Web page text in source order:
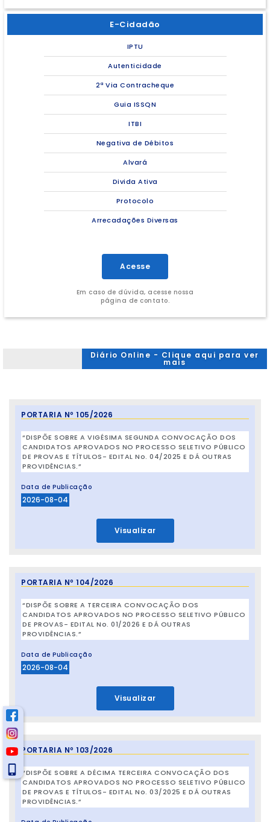
E-Cidadão
IPTU
Autenticidade
2ª Via Contracheque
Guia ISSQN
ITBI
Negativa de Débitos
Alvará
Divida Ativa
Protocolo
Arrecadações Diversas
Acesse
Em caso de dúvida, acesse nossa
página de contato.
Diário Online - Clique aqui para ver
mais
PORTARIA Nº 105/2026
“DISPÕE SOBRE A VIGÉSIMA SEGUNDA CONVOCAÇÃO DOS
CANDIDATOS APROVADOS NO PROCESSO SELETIVO PÚBLICO
DE PROVAS E TÍTULOS- EDITAL No. 04/2025 E DÁ OUTRAS
PROVIDÊNCIAS.”
Data de Publicação
2026-08-04
Visualizar
PORTARIA Nº 104/2026
“DISPÕE SOBRE A TERCEIRA CONVOCAÇÃO DOS
CANDIDATOS APROVADOS NO PROCESSO SELETIVO PÚBLICO
DE PROVAS- EDITAL No. 01/2026 E DÁ OUTRAS
PROVIDÊNCIAS.”
Data de Publicação
2026-08-04
Visualizar
PORTARIA Nº 103/2026
“DISPÕE SOBRE A DÉCIMA TERCEIRA CONVOCAÇÃO DOS
CANDIDATOS APROVADOS NO PROCESSO SELETIVO PÚBLICO
DE PROVAS E TÍTULOS- EDITAL No. 03/2025 E DÁ OUTRAS
PROVIDÊNCIAS.”